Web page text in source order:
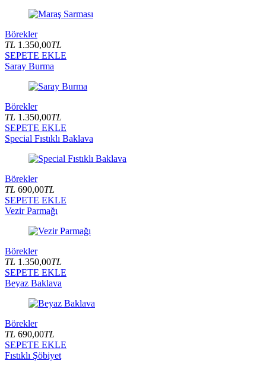
Börekler
TL 1.350,00TL
SEPETE EKLE
Saray Burma
Börekler
TL 1.350,00TL
SEPETE EKLE
Special Fıstıklı Baklava
Börekler
TL 690,00TL
SEPETE EKLE
Vezir Parmağı
Börekler
TL 1.350,00TL
SEPETE EKLE
Beyaz Baklava
Börekler
TL 690,00TL
SEPETE EKLE
Fıstıklı Şöbiyet